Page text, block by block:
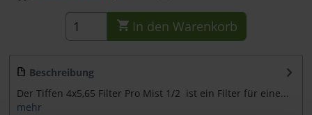
In den Warenkorb
Beschreibung
Der Tiffen 4x5,65 Filter Pro Mist 1/2 ist ein Filter für eine...
mehr